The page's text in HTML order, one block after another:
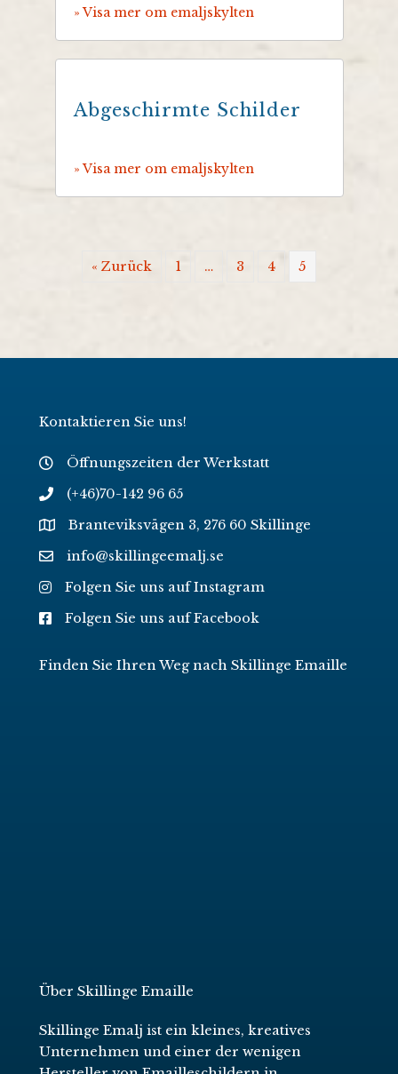
» Visa mer om emaljskylten
Abgeschirmte Schilder
» Visa mer om emaljskylten
« Zurück 1 … 3 4 5
Kontaktieren Sie uns!
Öffnungszeiten der Werkstatt
(+46)70-142 96 65
Branteviksvägen 3, 276 60 Skillinge
info@skillingeemalj.se
Folgen Sie uns auf Instagram
Folgen Sie uns auf Facebook
Finden Sie Ihren Weg nach Skillinge Emaille
Über Skillinge Emaille
Skillinge Emalj ist ein kleines, kreatives
Unternehmen und einer der wenigen